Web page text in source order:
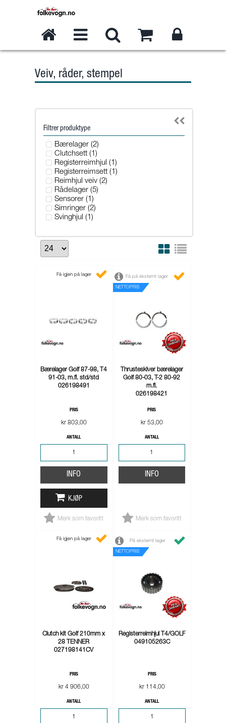
Veiv, råder, stempel
Filtrer produktype
Bærelager (2)
Clutchsett (1)
Registerreimhjul (1)
Registerreimsett (1)
Reimhjul veiv (2)
Rådelager (5)
Sensorer (1)
Simringer (2)
Svinghjul (1)
Få igjen på lager
Bærelager Golf 87-98, T4
91-03, m.fl. std/std
026198491
PRIS
kr 803,00
ANTALL
INFO
KJØP
Merk som favoritt
NETTOPRIS
Få på eksternt lager
Thrusteskiver bærelager
Golf 80-03, T-2 80-92
m.fl.
026198421
PRIS
kr 53,00
ANTALL
INFO
Merk som favoritt
Få igjen på lager
Clutch kit Golf 210mm x
28 TENNER
027198141CV
PRIS
kr 4 906,00
ANTALL
NETTOPRIS
På eksternt lager
Registerreimhjul T4/GOLF
049105263C
PRIS
kr 114,00
ANTALL